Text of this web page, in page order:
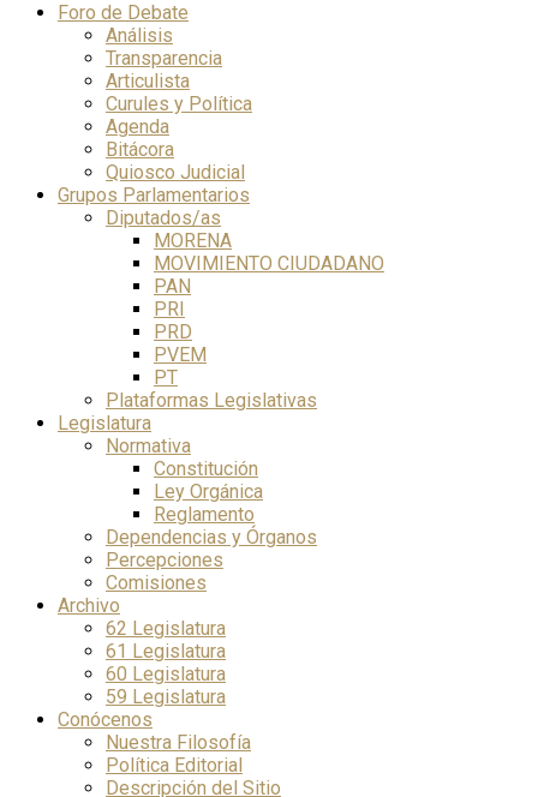
Foro de Debate
Análisis
Transparencia
Articulista
Curules y Política
Agenda
Bitácora
Quiosco Judicial
Grupos Parlamentarios
Diputados/as
MORENA
MOVIMIENTO CIUDADANO
PAN
PRI
PRD
PVEM
PT
Plataformas Legislativas
Legislatura
Normativa
Constitución
Ley Orgánica
Reglamento
Dependencias y Órganos
Percepciones
Comisiones
Archivo
62 Legislatura
61 Legislatura
60 Legislatura
59 Legislatura
Conócenos
Nuestra Filosofía
Política Editorial
Descripción del Sitio